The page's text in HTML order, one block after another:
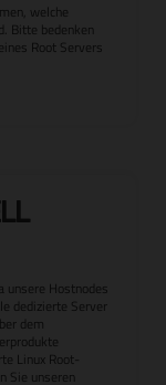
welche
Bitte bedenken
Root Servers
unsere Hostnodes
dedizierte Server
dem
Linux Root-
Sie unseren